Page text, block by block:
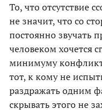
То, что отсутствие
не значит, что со
постоянно звучать
человеком хочется
минимуму
тот, к кому не
раздражать одним
скрывать этого не